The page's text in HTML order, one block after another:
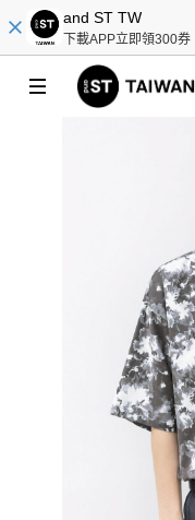
and ST TW
下載APP立即領300券